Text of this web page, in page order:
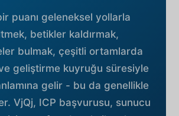
puanı geleneksel yollarla
betikler kaldırmak,
bulmak, çeşitli ortamlarda
geliştirme kuyruğu süresiyle
gelir - bu da genellikle
VjQj, ICP başvurusu, sunucu